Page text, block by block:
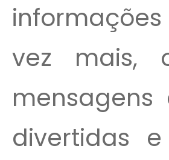
vez mais,
divertidas